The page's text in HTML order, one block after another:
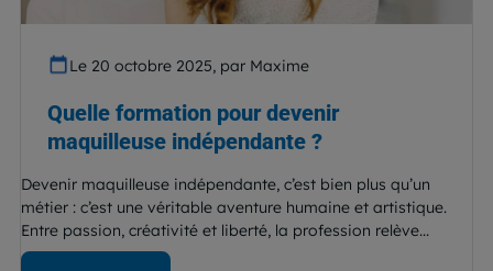
Le 20 octobre 2025, par Maxime
Quelle formation pour devenir
maquilleuse indépendante ?
Devenir maquilleuse indépendante, c’est bien plus qu’un
métier : c’est une véritable aventure humaine et artistique.
Entre passion, créativité et liberté, la profession relève...